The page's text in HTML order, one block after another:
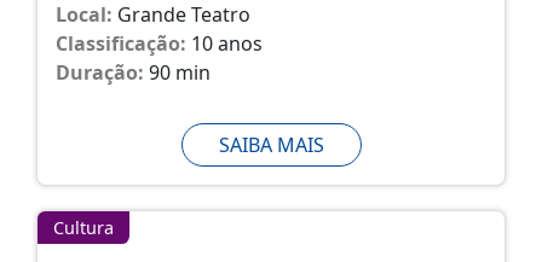
Local: Grande Teatro
Classificação: 10 anos
Duração: 90 min
SAIBA MAIS
Cultura